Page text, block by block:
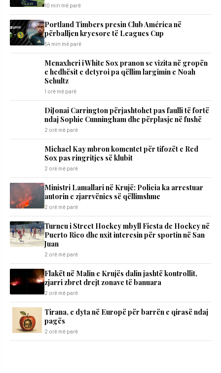
10 min më parë
Portland Timbers presin Club América në
përballjen kryesore të Leagues Cup
54 min më parë
Menaxheri i White Sox pranon se vizita në gropën
e hedhësit e detyroi pa qëllim largimin e Noah
Schultz
1 orë më parë
DiJonai Carrington përjashtohet pas faulli të fortë
ndaj Sophie Cunningham dhe përplasje në fushë
2 orë më parë
Michael Kay mbron komentet për tifozët e Red
Sox pas ringritjes së klubit
2 orë më parë
Ministri Lamallari në Krujë: Policia ka arrestuar
autorin e zjarrvënies së qëllimshme
2 orë më parë
Turneu i Street Hockey mbyll Fiesta de Hockey në
Puerto Rico dhe nxit interesin për sportin në San
Juan
2 orë më parë
Flakët në Malin e Krujës dalin jashtë kontrollit,
zjarri zbret drejt zonave të banuara
2 orë më parë
Tirana, e dyta në Europë për barrën e qirasë ndaj
pagës
2 orë më parë